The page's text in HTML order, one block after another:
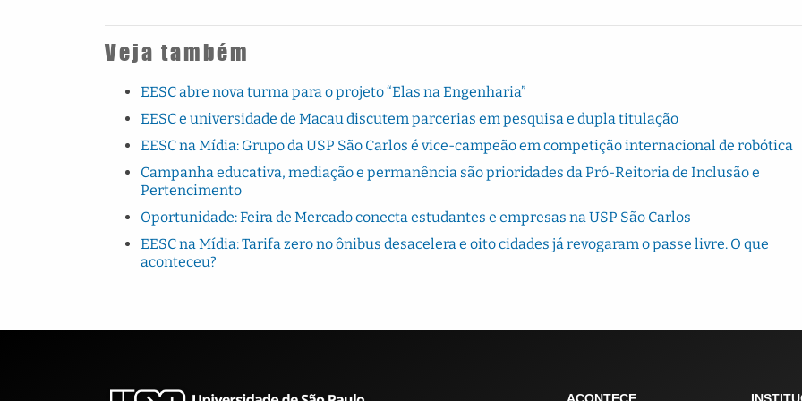
Veja também
EESC abre nova turma para o projeto “Elas na Engenharia”
EESC e universidade de Macau discutem parcerias em pesquisa e dupla titulação
EESC na Mídia: Grupo da USP São Carlos é vice-campeão em competição internacional de robótica
Campanha educativa, mediação e permanência são prioridades da Pró-Reitoria de Inclusão e
Pertencimento
Oportunidade: Feira de Mercado conecta estudantes e empresas na USP São Carlos
EESC na Mídia: Tarifa zero no ônibus desacelera e oito cidades já revogaram o passe livre. O que
aconteceu?